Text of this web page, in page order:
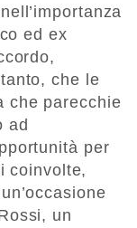
ed ex
che le
che parecchie
ad
per
coinvolte,
un